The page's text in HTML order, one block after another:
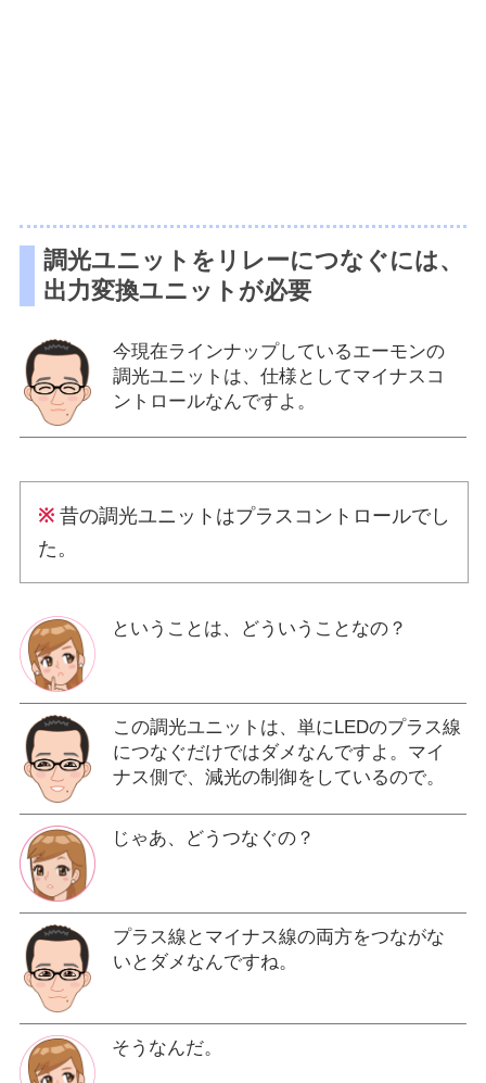
調光ユニットをリレーにつなぐには、
出力変換ユニットが必要
今現在ラインナップしているエーモンの
調光ユニットは、仕様としてマイナスコ
ントロールなんですよ。
※昔の調光ユニットはプラスコントロールでし
た。
ということは、どういうことなの？
この調光ユニットは、単にLEDのプラス線
につなぐだけではダメなんですよ。マイ
ナス側で、減光の制御をしているので。
じゃあ、どうつなぐの？
プラス線とマイナス線の両方をつながな
いとダメなんですね。
そうなんだ。